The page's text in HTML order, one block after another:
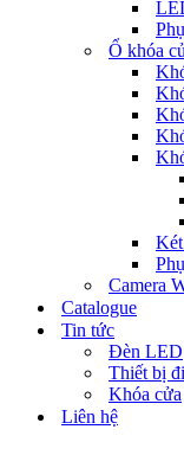
Ổ khóa
Camera
Catalogue
Tin tức
Đèn LED
Thiết bị
Khóa cửa
Liên hệ